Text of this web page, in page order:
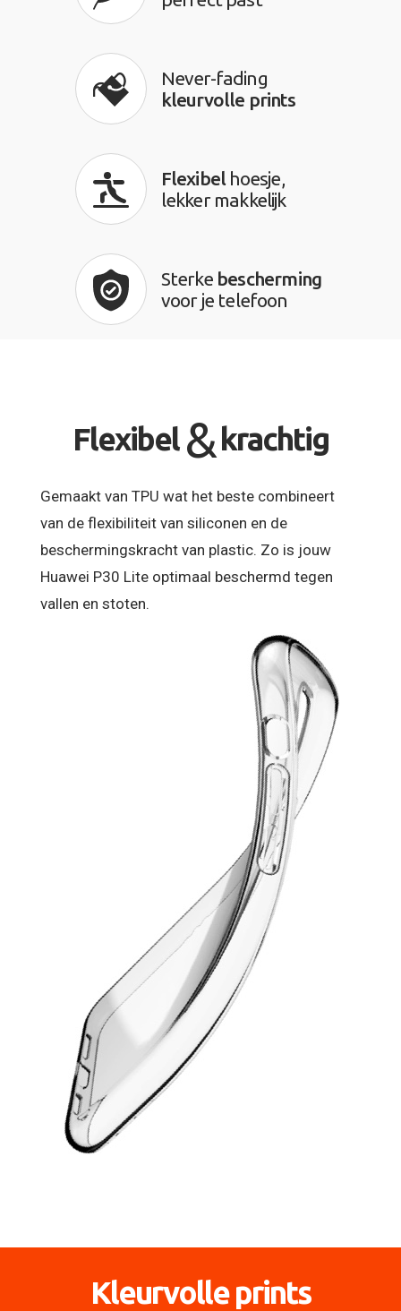
Never-fading
kleurvolle prints
Flexibel hoesje,
lekker makkelijk
Sterke bescherming
voor je telefoon
Flexibel & krachtig
Gemaakt van TPU wat het beste combineert
van de flexibiliteit van siliconen en de
beschermingskracht van plastic. Zo is jouw
Huawei P30 Lite optimaal beschermd tegen
vallen en stoten.
Kleurvolle prints